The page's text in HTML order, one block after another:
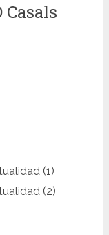
Casals
(1)
(2)